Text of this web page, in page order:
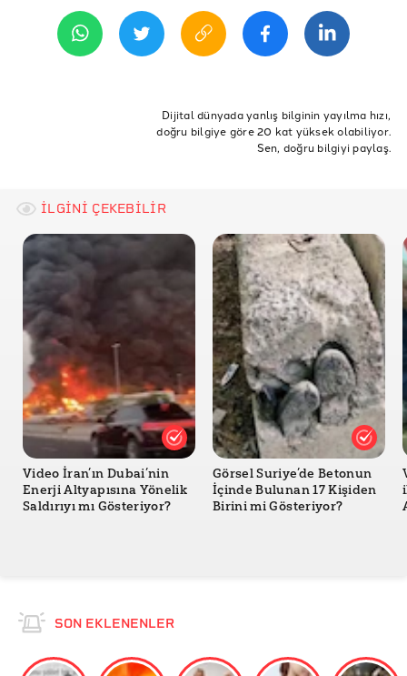
REFERANSLAR
İlgili Facebook paylaşımı
Sülfürün ozon tabakasına ve atmosfere etkisi ile ilgili
Juglon ve ceviz ağaçlarının etrafında yetişebilecek
Doğrulama verification
ceviz
ozon tabakası sülfür gazı
Dijital dünyada yanlış bilginin yayılma hızı,
doğru bilgiye göre 20 kat yüksek olabiliyor.
Sen, doğru bilgiyi paylaş.
İLGİNİ ÇEKEBİLİR
Video İran’ın Dubai’nin
Enerji Altyapısına Yönelik
Saldırıyı mı Gösteriyor?
Görsel Suriye’de Betonun
İçinde Bulunan 17 Kişiden
Birini mi Gösteriyor?
SON EKLENENLER